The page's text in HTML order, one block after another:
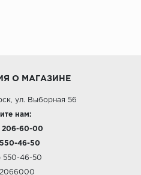
О МАГАЗИНЕ
ул. Выборная 56
нам:
206-60-00
46-50
550-46-50